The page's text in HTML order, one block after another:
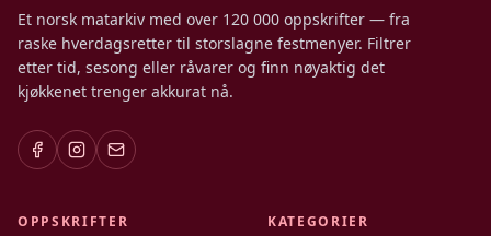
Et norsk matarkiv med over 120 000 oppskrifter — fra
raske hverdagsretter til storslagne festmenyer. Filtrer
etter tid, sesong eller råvarer og finn nøyaktig det
kjøkkenet trenger akkurat nå.
OPPSKRIFTER KATEGORIER